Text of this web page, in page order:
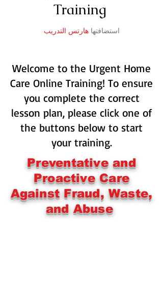
Training
استضافتهاهارتس التدريب
Welcome to the Urgent Home
Care Online Training! To ensure
you complete the correct
lesson plan, please click one of
the buttons below to start
your training.
Preventative and
Proactive Care
Against Fraud, Waste,
and Abuse
Care Against Fraud,